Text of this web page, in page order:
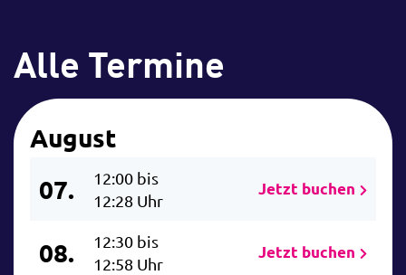
Alle Termine
August
07.
12:00 bis
12:28 Uhr
Jetzt buchen
08.
12:30 bis
12:58 Uhr
Jetzt buchen